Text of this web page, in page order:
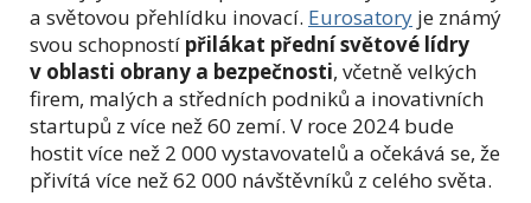
a světovou přehlídku inovací. Eurosatory je známý
svou schopností přilákat přední světové lídry
v oblasti obrany a bezpečnosti, včetně velkých
firem, malých a středních podniků a inovativních
startupů z více než 60 zemí. V roce 2024 bude
hostit více než 2 000 vystavovatelů a očekává se, že
přivítá více než 62 000 návštěvníků z celého světa.